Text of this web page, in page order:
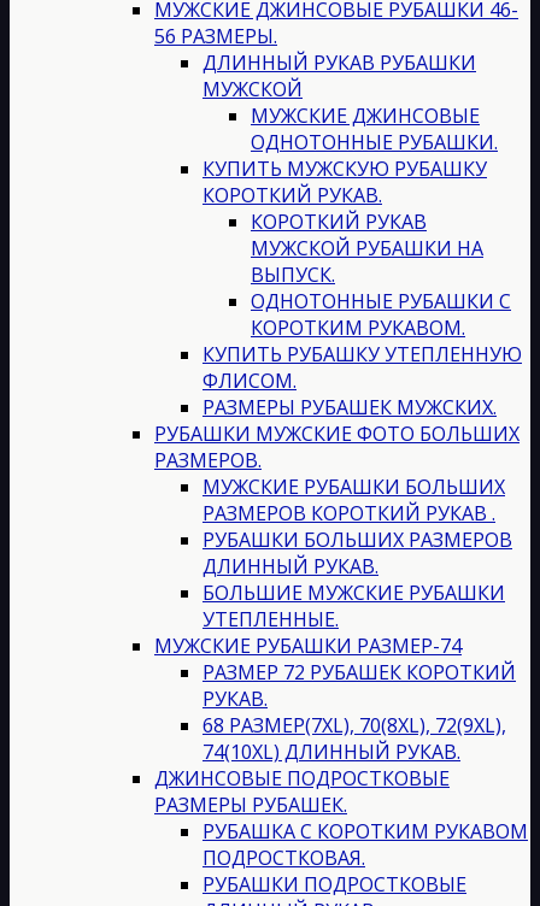
МУЖСКИЕ ДЖИНСОВЫЕ РУБАШКИ 46-
56 РАЗМЕРЫ.
ДЛИННЫЙ РУКАВ РУБАШКИ
МУЖСКОЙ
МУЖСКИЕ ДЖИНСОВЫЕ
ОДНОТОННЫЕ РУБАШКИ.
КУПИТЬ МУЖСКУЮ РУБАШКУ
КОРОТКИЙ РУКАВ.
КОРОТКИЙ РУКАВ
МУЖСКОЙ РУБАШКИ НА
ВЫПУСК.
ОДНОТОННЫЕ РУБАШКИ С
КОРОТКИМ РУКАВОМ.
КУПИТЬ РУБАШКУ УТЕПЛЕННУЮ
ФЛИСОМ.
РАЗМЕРЫ РУБАШЕК МУЖСКИХ.
РУБАШКИ МУЖСКИЕ ФОТО БОЛЬШИХ
РАЗМЕРОВ.
МУЖСКИЕ РУБАШКИ БОЛЬШИХ
РАЗМЕРОВ КОРОТКИЙ РУКАВ .
РУБАШКИ БОЛЬШИХ РАЗМЕРОВ
ДЛИННЫЙ РУКАВ.
БОЛЬШИЕ МУЖСКИЕ РУБАШКИ
УТЕПЛЕННЫЕ.
МУЖСКИЕ РУБАШКИ РАЗМЕР-74
РАЗМЕР 72 РУБАШЕК КОРОТКИЙ
РУКАВ.
68 РАЗМЕР(7XL), 70(8XL), 72(9XL),
74(10XL) ДЛИННЫЙ РУКАВ.
ДЖИНСОВЫЕ ПОДРОСТКОВЫЕ
РАЗМЕРЫ РУБАШЕК.
РУБАШКА С КОРОТКИМ РУКАВОМ
ПОДРОСТКОВАЯ.
РУБАШКИ ПОДРОСТКОВЫЕ